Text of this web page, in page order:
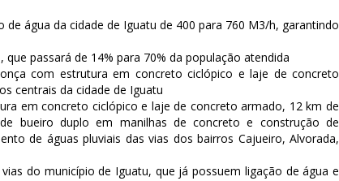
água da cidade de Iguatu de 400 para 760 M3/h, garantindo
passará de 14% para 70% da população atendida
com estrutura em concreto ciclópico e laje de concreto
centrais da cidade de Iguatu
em concreto ciclópico e laje de concreto armado, 12 km de
bueiro duplo em manilhas de concreto e construção de
de águas pluviais das vias dos bairros Cajueiro, Alvorada,
do município de Iguatu, que já possuem ligação de água e